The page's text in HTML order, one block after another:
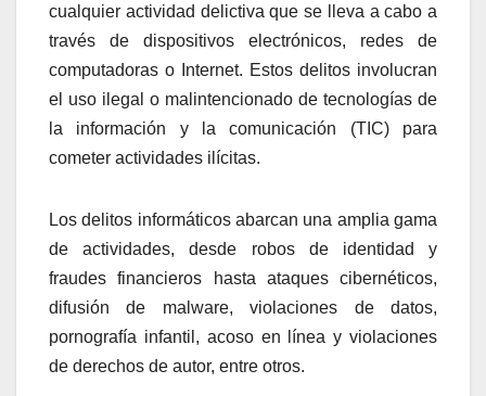
cualquier actividad delictiva que se lleva a cabo a
través de dispositivos electrónicos, redes de
computadoras o Internet. Estos delitos involucran
el uso ilegal o malintencionado de tecnologías de
la información y la comunicación (TIC) para
cometer actividades ilícitas.
Los delitos informáticos abarcan una amplia gama
de actividades, desde robos de identidad y
fraudes financieros hasta ataques cibernéticos,
difusión de malware, violaciones de datos,
pornografía infantil, acoso en línea y violaciones
de derechos de autor, entre otros.